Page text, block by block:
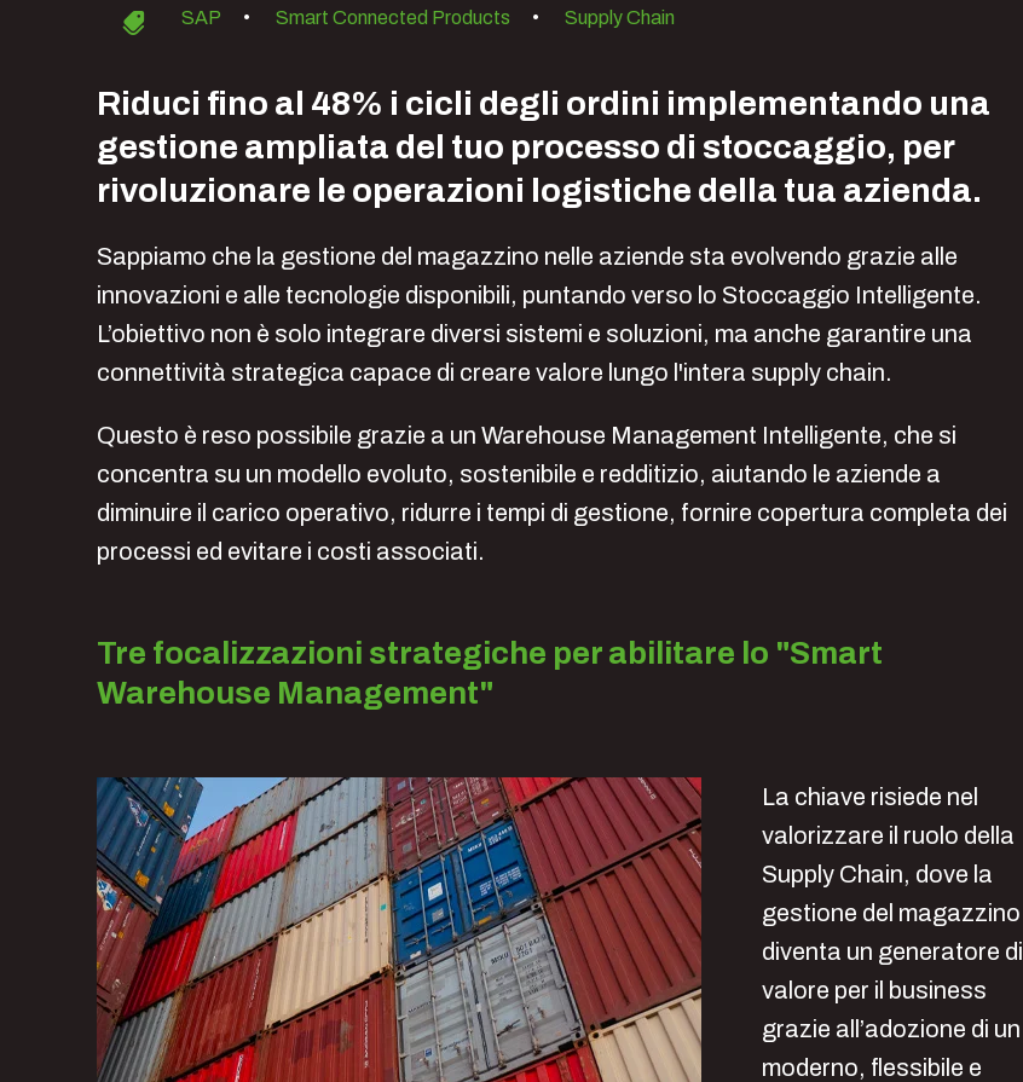
SAP • Smart Connected Products • Supply Chain
Riduci fino al 48% i cicli degli ordini implementando una
gestione ampliata del tuo processo di stoccaggio, per
rivoluzionare le operazioni logistiche della tua azienda.
Sappiamo che la gestione del magazzino nelle aziende sta evolvendo grazie alle
innovazioni e alle tecnologie disponibili, puntando verso lo Stoccaggio Intelligente.
L’obiettivo non è solo integrare diversi sistemi e soluzioni, ma anche garantire una
connettività strategica capace di creare valore lungo l'intera supply chain.
Questo è reso possibile grazie a un Warehouse Management Intelligente, che si
concentra su un modello evoluto, sostenibile e redditizio, aiutando le aziende a
diminuire il carico operativo, ridurre i tempi di gestione, fornire copertura completa dei
processi ed evitare i costi associati.
Tre focalizzazioni strategiche per abilitare lo "Smart
Warehouse Management"
La chiave risiede nel
valorizzare il ruolo della
Supply Chain, dove la
gestione del magazzino
diventa un generatore di
valore per il business
grazie all’adozione di un
moderno, flessibile e